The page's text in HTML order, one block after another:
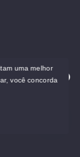
para te ajudar.
-
uma melhor
você concorda